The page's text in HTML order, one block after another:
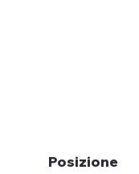
Posizione